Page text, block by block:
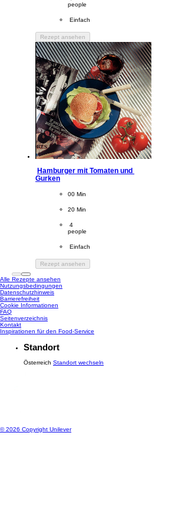
people
Difficulty
Einfach
Rezept ansehen
Hamburger mit Tomaten und
Gurken
CookingTime
00 Min
PreparationTime
20 Min
Servings
4
people
Difficulty
Einfach
Rezept ansehen
Alle Rezepte ansehen
Nutzungsbedingungen
Datenschutzhinweis
Cookie-Einstellungen
Barrierefreiheit
Cookie Informationen
FAQ
Kontakt